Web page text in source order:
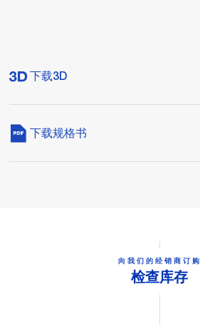
下载3D
下载规格书
向我们的经销商订购
检查库存